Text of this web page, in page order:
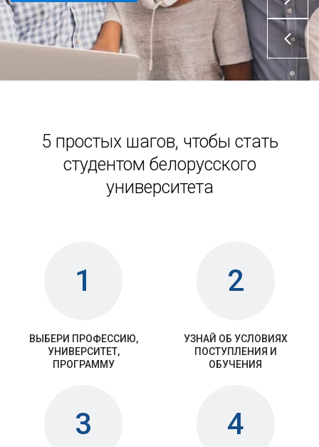
5 простых шагов, чтобы стать
студентом белорусского
университета
1
ВЫБЕРИ ПРОФЕССИЮ,
УНИВЕРСИТЕТ,
ПРОГРАММУ
2
УЗНАЙ ОБ УСЛОВИЯХ
ПОСТУПЛЕНИЯ И
ОБУЧЕНИЯ
3 4